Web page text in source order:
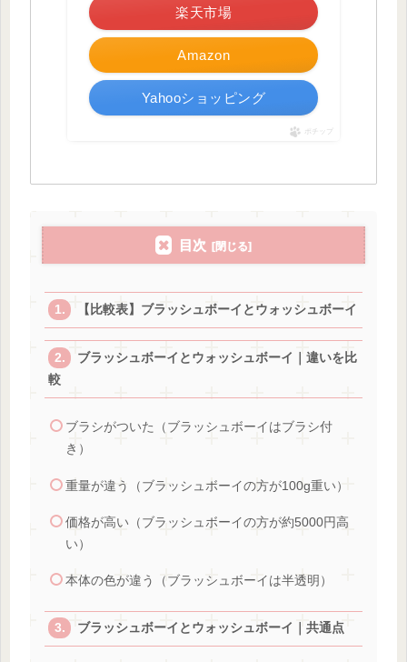
Amazon
楽天市場
Yahooショッピング
ポチップ
目次
【比較表】ブラッシュボーイとウォッシュボーイ
ブラッシュボーイとウォッシュボーイ｜違いを比
較
ブラシがついた（ブラッシュボーイはブラシ付
き）
重量が違う（ブラッシュボーイの方が100g重い）
価格が高い（ブラッシュボーイの方が約5000円高
い）
本体の色が違う（ブラッシュボーイは半透明）
ブラッシュボーイとウォッシュボーイ｜共通点